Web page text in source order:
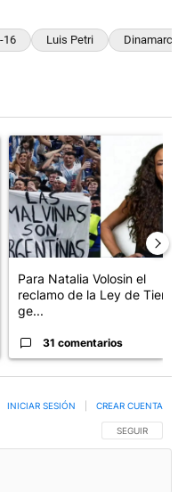
16 Luis Petri Dinamarca
"La inflación en CABA
Un artículo de tendencia con
Para Natalia Volosin el
reclamo de la Ley de Tierras
ge...
31 comentarios
SIGA ESTA
SEGUIR
INICIAR SESIÓN CREAR CUENTA